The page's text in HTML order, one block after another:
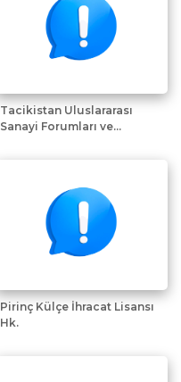
Tacikistan Uluslararası
Sanayi Forumları ve
Pirinç Külçe İhracat Lisansı
Hk.